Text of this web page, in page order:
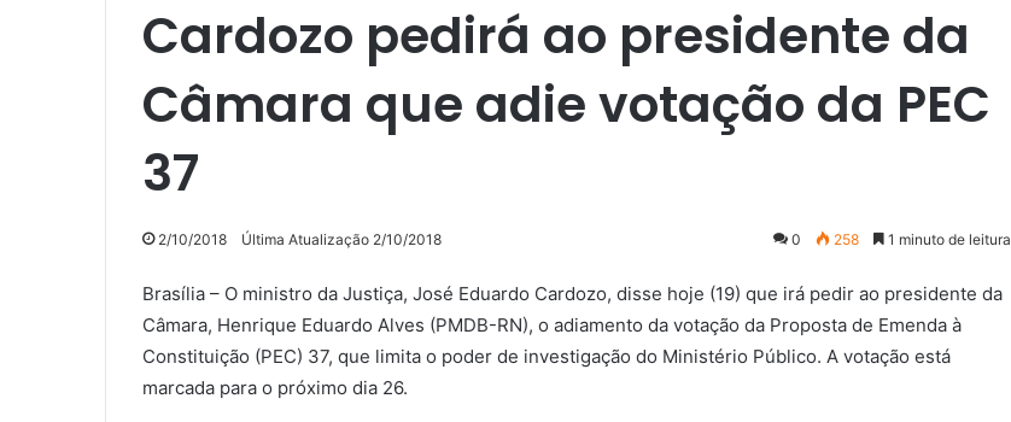
Cardozo pedirá ao presidente da
Câmara que adie votação da PEC
37
2/10/2018 Última Atualização 2/10/2018 0 258 1 minuto de leitura
Brasília – O ministro da Justiça, José Eduardo Cardozo, disse hoje (19) que irá pedir ao presidente da
Câmara, Henrique Eduardo Alves (PMDB-RN), o adiamento da votação da Proposta de Emenda à
Constituição (PEC) 37, que limita o poder de investigação do Ministério Público. A votação está
marcada para o próximo dia 26.